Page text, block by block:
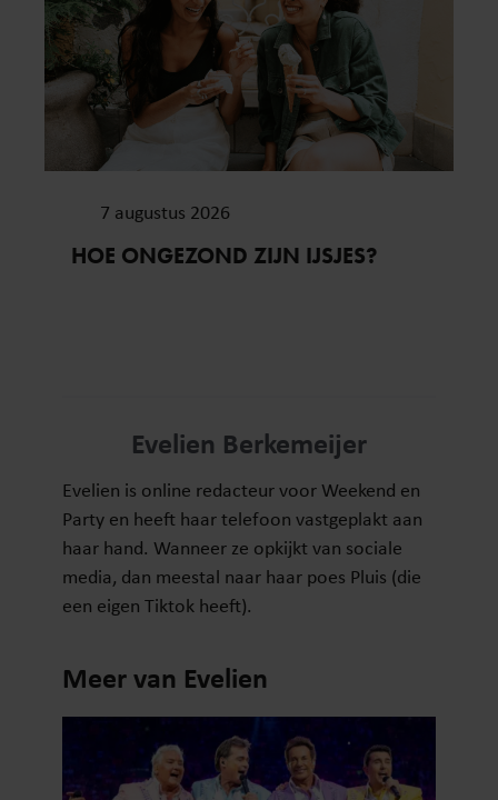
7 augustus 2026
HOE ONGEZOND ZIJN IJSJES?
Evelien Berkemeijer
Evelien is online redacteur voor Weekend en
Party en heeft haar telefoon vastgeplakt aan
haar hand. Wanneer ze opkijkt van sociale
media, dan meestal naar haar poes Pluis (die
een eigen Tiktok heeft).
Meer van Evelien